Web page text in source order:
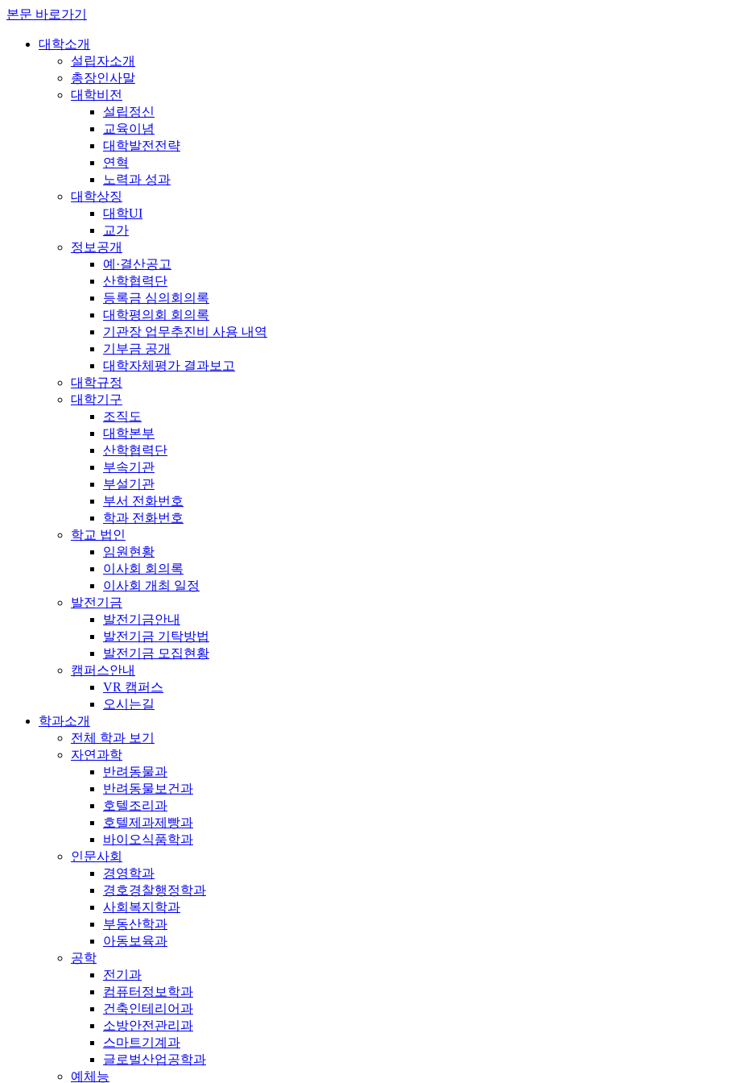
본문 바로가기
대학소개
설립자소개
총장인사말
대학비전
설립정신
교육이념
대학발전전략
연혁
노력과 성과
대학상징
대학UI
교가
정보공개
예·결산공고
산학협력단
등록금 심의회의록
대학평의회 회의록
기관장 업무추진비 사용 내역
기부금 공개
대학자체평가 결과보고
대학규정
대학기구
조직도
대학본부
산학협력단
부속기관
부설기관
부서 전화번호
학과 전화번호
학교 법인
임원현황
이사회 회의록
이사회 개최 일정
발전기금
발전기금안내
발전기금 기탁방법
발전기금 모집현황
캠퍼스안내
VR 캠퍼스
오시는길
학과소개
전체 학과 보기
자연과학
반려동물과
반려동물보건과
호텔조리과
호텔제과제빵과
바이오식품학과
인문사회
경영학과
경호경찰행정학과
사회복지학과
부동산학과
아동보육과
공학
전기과
컴퓨터정보학과
건축인테리어과
소방안전관리과
스마트기계과
글로벌산업공학과
예체능